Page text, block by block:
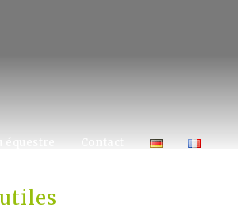
équestre Contact